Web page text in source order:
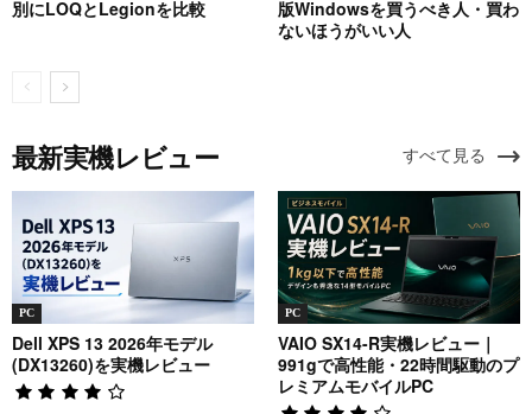
別にLOQとLegionを比較
版Windowsを買うべき人・買わ
ないほうがいい人
最新実機レビュー すべて見る
PC
Dell XPS 13 2026年モデル
(DX13260)を実機レビュー
PC
VAIO SX14-R実機レビュー｜
991gで高性能・22時間駆動のプ
レミアムモバイルPC